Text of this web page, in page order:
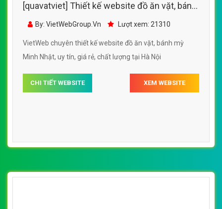
[quavatviet] Thiết kế website đồ ăn vặt, bánh
mỳ Minh Nhật
By: VietWebGroup.Vn Lượt xem: 21310
VietWeb chuyên thiết kế website đồ ăn vặt, bánh mỳ
Minh Nhật, uy tín, giá rẻ, chất lượng tại Hà Nội
CHI TIẾT WEBSITE XEM WEBSITE